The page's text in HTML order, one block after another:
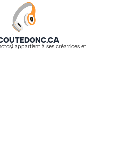
appartient à ses créatrices et